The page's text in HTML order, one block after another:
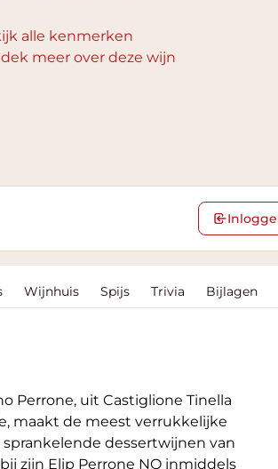
alle kenmerken
meer over deze wijn
Wijnhuis Spijs Trivia Bijlagen
Perrone, uit Castiglione Tinella
maakt de meest verrukkelijke
dessertwijnen van
zijn Elip Perrone NO inmiddels